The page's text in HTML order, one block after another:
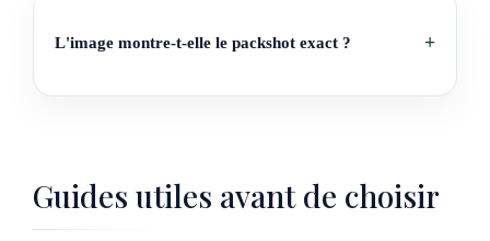
L'image montre-t-elle le packshot exact ?
Guides utiles avant de choisir